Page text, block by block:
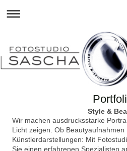
Style &
Wir machen ausdrucksstarke
Licht zeigen. Ob
Künstlerdarstellungen: Mit
Sie einen erfahrenen Spezialisten